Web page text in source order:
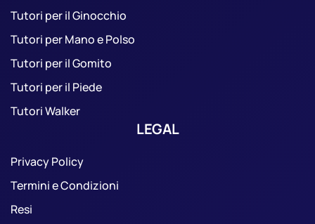
Tutori per il Ginocchio
Tutori per Mano e Polso
Tutori per il Gomito
Tutori per il Piede
Tutori Walker
LEGAL
Privacy Policy
Termini e Condizioni
Resi